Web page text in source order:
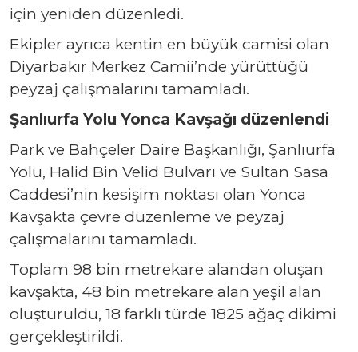
için yeniden düzenledi.
Ekipler ayrıca kentin en büyük camisi olan
Diyarbakır Merkez Camii’nde yürüttüğü
peyzaj çalışmalarını tamamladı.
Şanlıurfa Yolu Yonca Kavşağı düzenlendi
Park ve Bahçeler Daire Başkanlığı, Şanlıurfa
Yolu, Halid Bin Velid Bulvarı ve Sultan Sasa
Caddesi’nin kesişim noktası olan Yonca
Kavşakta çevre düzenleme ve peyzaj
çalışmalarını tamamladı.
Toplam 98 bin metrekare alandan oluşan
kavşakta, 48 bin metrekare alan yeşil alan
oluşturuldu, 18 farklı türde 1825 ağaç dikimi
gerçekleştirildi.